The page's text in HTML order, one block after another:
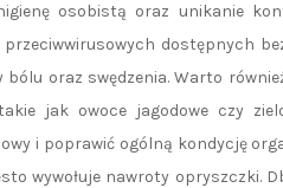
osobistą oraz unikanie
dostępnych
bólu oraz swędzenia. Warto
jak owoce jagodowe czy
i poprawić ogólną kondycję
wywołuje nawroty opryszczki.